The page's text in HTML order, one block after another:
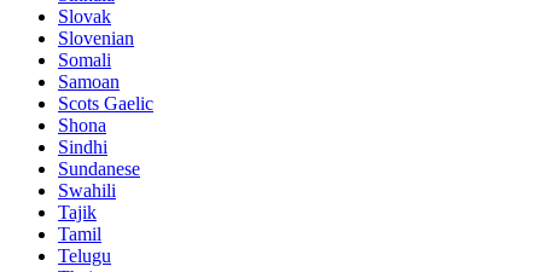
Slovak
Slovenian
Somali
Samoan
Scots Gaelic
Shona
Sindhi
Sundanese
Swahili
Tajik
Tamil
Telugu